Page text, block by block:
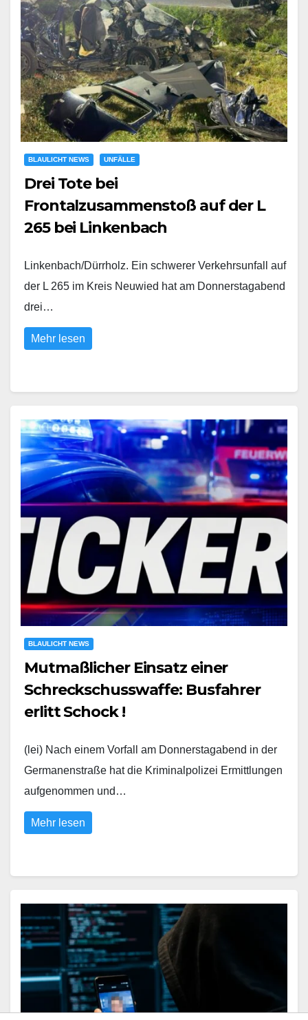
BLAULICHT NEWS UNFÄLLE
Drei Tote bei
Frontalzusammenstoß auf der L
265 bei Linkenbach
Linkenbach/Dürrholz. Ein schwerer Verkehrsunfall auf
der L 265 im Kreis Neuwied hat am Donnerstagabend
drei…
Mehr lesen
BLAULICHT NEWS
Mutmaßlicher Einsatz einer
Schreckschusswaffe: Busfahrer
erlitt Schock !
(lei) Nach einem Vorfall am Donnerstagabend in der
Germanenstraße hat die Kriminalpolizei Ermittlungen
aufgenommen und…
Mehr lesen